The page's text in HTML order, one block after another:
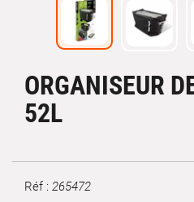
ORGANISEUR
52L
Marque
Réf : 265472